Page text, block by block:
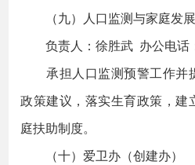
（九）人口监测与家庭发
负责人：徐胜武 办公电话
承担人口监测预警工作并
政策建议，落实生育政策，建
庭扶助制度。
（十）爱卫办（创建办）